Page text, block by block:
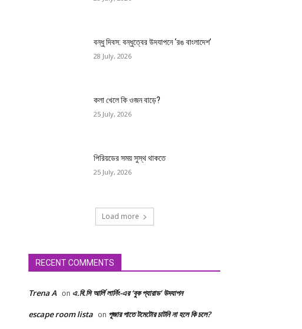
বন্ধু দিবস: বন্ধুত্বের উদযাপনে ‘রঙ বাংলাদেশ’
28 July, 2026
কলা খেলে কি ওজন বাড়ে?
25 July, 2026
পিরিয়ডের সময় সুস্থ থাকতে
25 July, 2026
Load more
RECENT COMMENTS
Trena A on এ.বি.সি আর্লি লার্নিং-এর ‘বুক প্যারাড’ উদযাপন
escape room lista on পূজার পাতে টমেটোর চাটনি না হলে কি চলে?